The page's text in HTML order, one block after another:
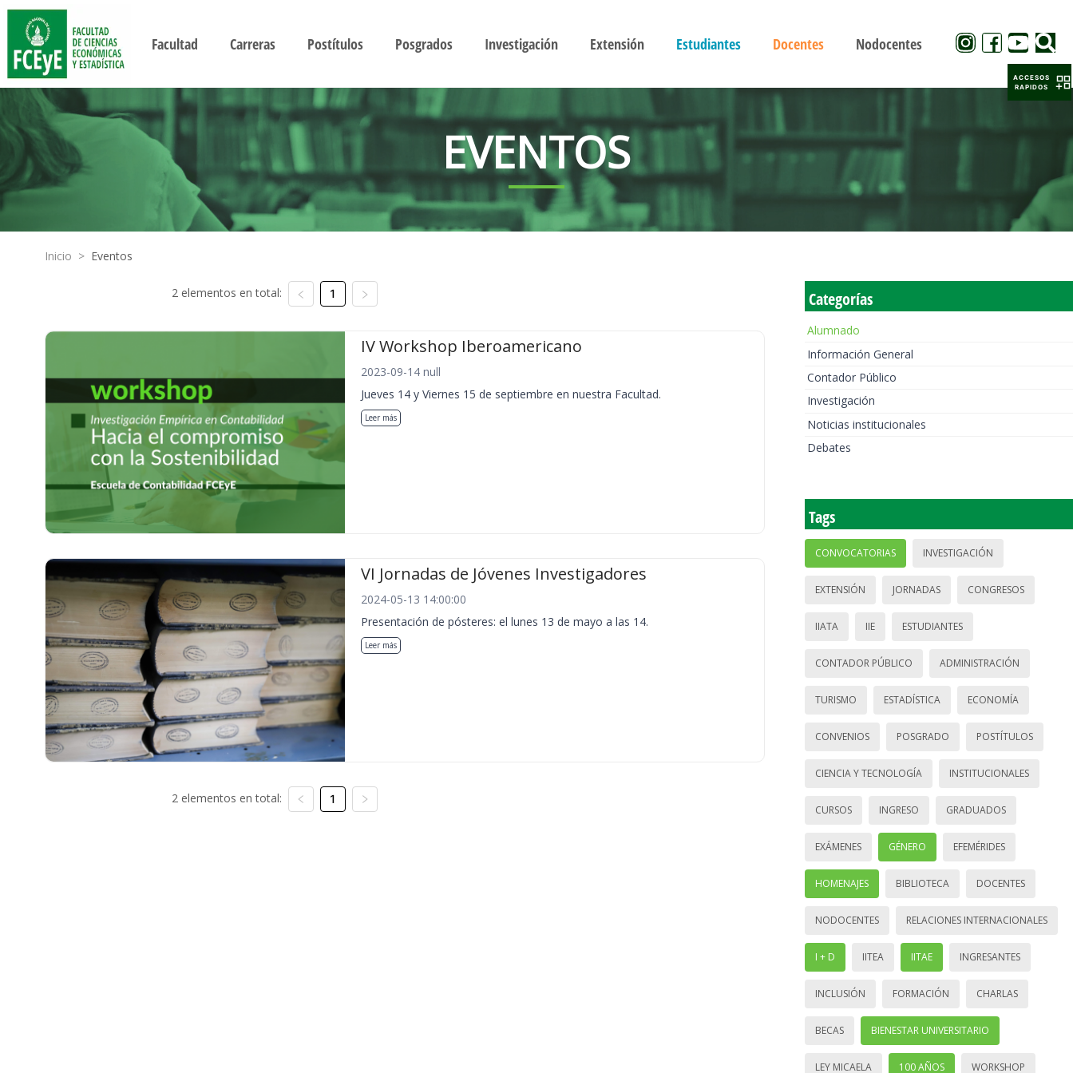
Facultad Carreras Postítulos Posgrados Investigación Extensión Estudiantes Docentes Nodocentes
EVENTOS
Inicio > Eventos
2 elementos en total: 1
IV Workshop Iberoamericano
2023-09-14 null
Jueves 14 y Viernes 15 de septiembre en nuestra Facultad.
Leer más
VI Jornadas de Jóvenes Investigadores
2024-05-13 14:00:00
Presentación de pósteres: el lunes 13 de mayo a las 14.
Leer más
2 elementos en total: 1
Categorías
Alumnado
Información General
Contador Público
Investigación
Noticias institucionales
Debates
Tags
CONVOCATORIAS INVESTIGACIÓN
EXTENSIÓN JORNADAS CONGRESOS
IIATA IIE ESTUDIANTES
CONTADOR PÚBLICO ADMINISTRACIÓN
TURISMO ESTADÍSTICA ECONOMÍA
CONVENIOS POSGRADO POSTÍTULOS
CIENCIA Y TECNOLOGÍA INSTITUCIONALES
CURSOS INGRESO GRADUADOS
EXÁMENES GÉNERO EFEMÉRIDES
HOMENAJES BIBLIOTECA DOCENTES
NODOCENTES RELACIONES INTERNACIONALES
I + D IITEA IITAE INGRESANTES
INCLUSIÓN FORMACIÓN CHARLAS
BECAS BIENESTAR UNIVERSITARIO
LEY MICAELA 100 AÑOS WORKSHOP
ACCESOS
RAPIDOS